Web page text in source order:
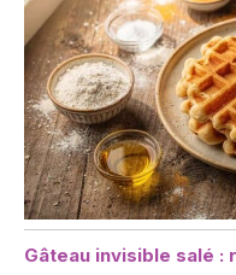
Gâteau invisible salé